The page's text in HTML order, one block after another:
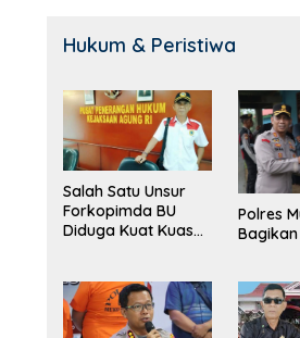
Hukum & Peristiwa
Salah Satu Unsur
Forkopimda BU
Diduga Kuat Kuasai
Laki Lapor
Kejagung
Polres